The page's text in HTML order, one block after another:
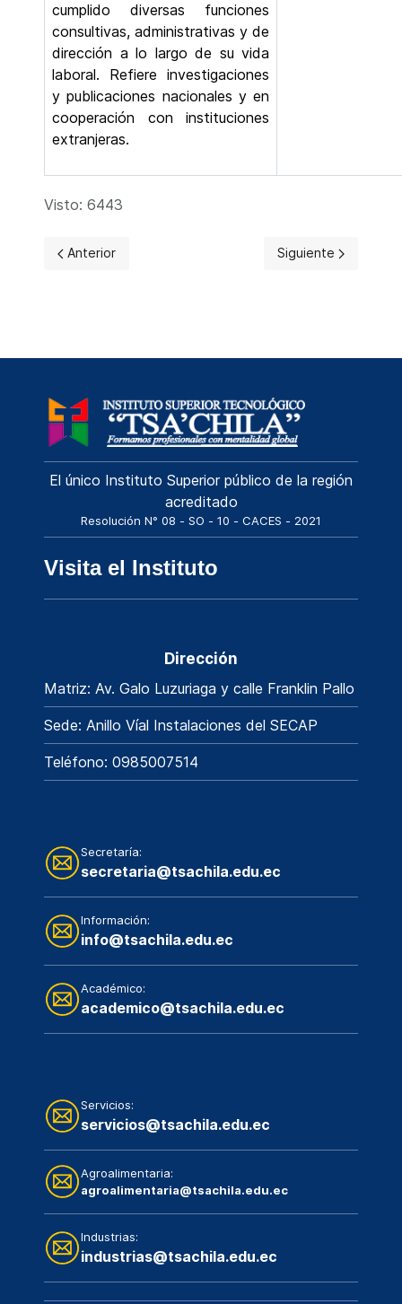
cumplido diversas funciones
consultivas, administrativas y de
dirección a lo largo de su vida
laboral. Refiere investigaciones
y publicaciones nacionales y en
cooperación con instituciones
extranjeras.
Visto: 6443
Artículo anterior: Estructura Institucional
Anterior Artículo siguiente:
Siguiente
El único Instituto Superior público de la región
acreditado
Resolución N° 08 - SO - 10 - CACES - 2021
Visita el Instituto
Dirección
Matriz: Av. Galo Luzuriaga y calle Franklin Pallo
Sede: Anillo Víal Instalaciones del SECAP
Teléfono: 0985007514
Secretaría:
secretaria@tsachila.edu.ec
Información:
info@tsachila.edu.ec
Académico:
academico@tsachila.edu.ec
Servicios:
servicios@tsachila.edu.ec
Agroalimentaria:
agroalimentaria@tsachila.edu.ec
Industrias:
industrias@tsachila.edu.ec